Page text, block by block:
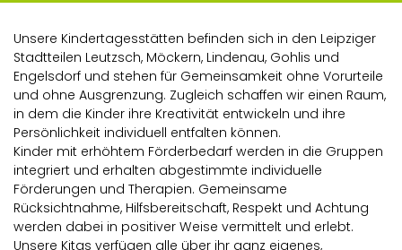
Unsere Kindertagesstätten befinden sich in den Leipziger
Stadtteilen Leutzsch, Möckern, Lindenau, Gohlis und
Engelsdorf und stehen für Gemeinsamkeit ohne Vorurteile
und ohne Ausgrenzung. Zugleich schaffen wir einen Raum,
in dem die Kinder ihre Kreativität entwickeln und ihre
Persönlichkeit individuell entfalten können.
Kinder mit erhöhtem Förderbedarf werden in die Gruppen
integriert und erhalten abgestimmte individuelle
Förderungen und Therapien. Gemeinsame
Rücksichtnahme, Hilfsbereitschaft, Respekt und Achtung
werden dabei in positiver Weise vermittelt und erlebt.
Unsere Kitas verfügen alle über ihr ganz eigenes,